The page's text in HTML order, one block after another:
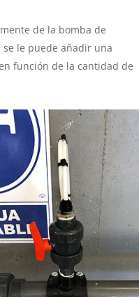
de la bomba de
le puede añadir una
función de la cantidad de